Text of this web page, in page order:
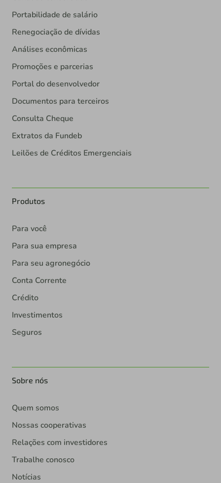
Portabilidade de salário
Renegociação de dívidas
Análises econômicas
Promoções e parcerias
Portal do desenvolvedor
Documentos para terceiros
Consulta Cheque
Extratos da Fundeb
Leilões de Créditos Emergenciais
Produtos
Para você
Para sua empresa
Para seu agronegócio
Conta Corrente
Crédito
Investimentos
Seguros
Sobre nós
Quem somos
Nossas cooperativas
Relações com investidores
Trabalhe conosco
Notícias